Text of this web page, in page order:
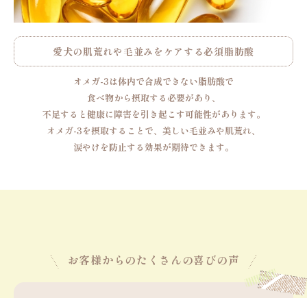
愛犬の肌荒れや毛並みをケアする必須脂肪酸
オメガ-3は体内で合成できない脂肪酸で
食べ物から摂取する必要があり、
不足すると健康に障害を引き起こす可能性があります。
オメガ-3を摂取することで、美しい毛並みや肌荒れ、
涙やけを防止する効果が期待できます。
お客様からのたくさんの喜びの声